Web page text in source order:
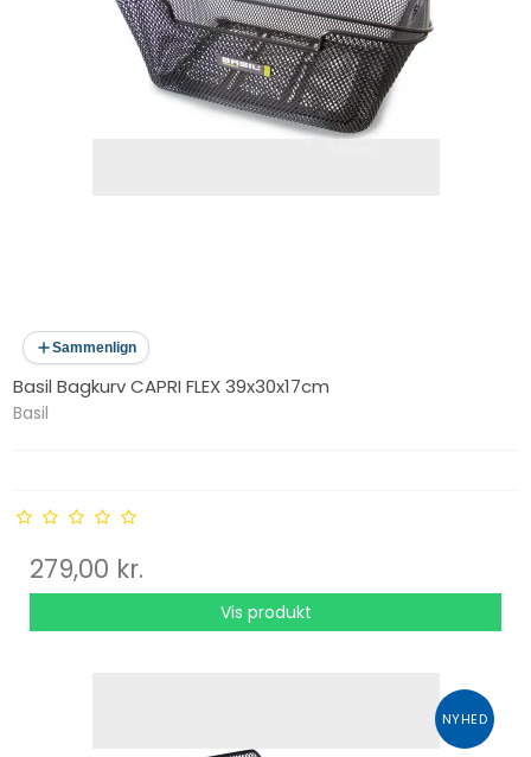
Sammenlign
Basil Bagkurv CAPRI FLEX 39x30x17cm
Basil
279,00 kr.
Vis produkt
NYHED